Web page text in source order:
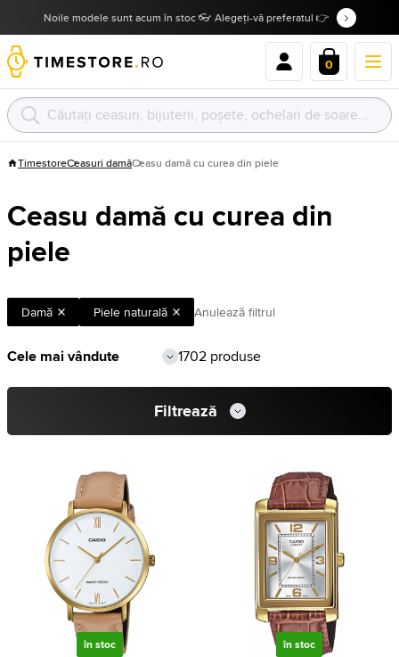
Noile modele sunt acum în stoc 👓 Alegeți-vă preferatul 👉
0
TimestoreCeasuri damăCeasu damă cu curea din piele
Ceasu damă cu curea din
piele
Damă Piele naturală Anulează filtrul
1702 produse
Filtrează
în stoc în stoc